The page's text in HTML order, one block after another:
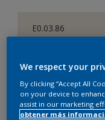
E0.03.86
Tamaño
We respect your
By clicking “Accept All
on your device to
assist in our marketing
obtener más